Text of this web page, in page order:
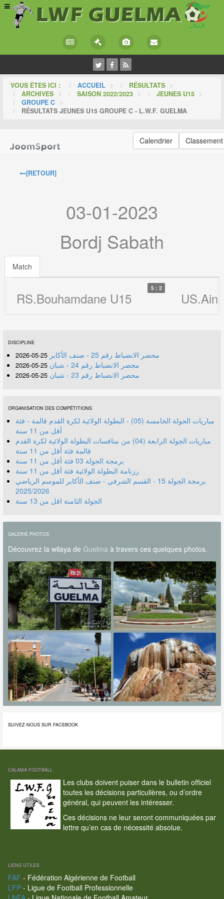
VOUS ÊTES ICI : ACCUEIL > RÉSULTATS >
ARCHIVES > SAISON 2022/2023 > JEUNES U15 >
GROUPE C >
RÉSULTATS JEUNES U15 GROUPE C - L.W.F. GUELMA
Calendrier Classement
[RETOUR]
03-01-2023
Bordj Sabath
Match
RS.Bouhamdane U15
5 : 2
US.Ain
DISCIPLINE
محضر الانضباط رقم 25 - صنف الأكابر 25-05-2026
محضر الانضباط رقم 24 - شبان 25-05-2026
محضر الانضباط رقم 23 - شبان 25-05-2026
ORGANISATION DES COMPÉTITIONS
مباريات الجولة الخامسة (05) - البطولة الولائية لكرة القدم قالمة - فئة
أقل من 11 سنة
مباريات الجولة الرابعة (04) من منافسات البطولة الولائية لكرة القدم
قالمة فئة أقل من 11 سنة
برمجة الجولة 03 فئة أقل من 11 سنة
رزنامة البطولة الولائية فئة أقل من 11 سنة
برمجة الجولة 15 - القسم الشرفي - صنف الأكابر للموسم الرياضي
2025/2026
الجولة الثامنة اقل من 13 سنة
GALERIE PHOTOS
Découvrez la wilaya de Guelma à travers ces quelques photos.
SUIVEZ-NOUS SUR FACEBOOK
CALAMA FOOTBALL
Les clubs doivent puiser dans le bulletin officiel
toutes les décisions particulières, ou d’ordre
général, qui peuvent les intéresser.
Ces décisions ne leur seront communiquées par
lettre qu’en cas de nécessité absolue.
LIENS UTILES
FAF - Fédération Algérienne de Football
LFP- Ligue de Football Professionnelle